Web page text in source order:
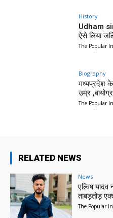
History
Udham
ऐसे लिया
The Popular
Biography
मध्यप्रदेश के
उम्र
The Popular
RELATED NEWS
News
एल्विष
ताबड़तोड़
The Popular